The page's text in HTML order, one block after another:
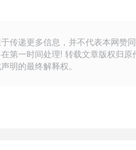
传递更多信息，并不代表本网赞
第一时间处理! 转载文章版权归
明的最终解释权。